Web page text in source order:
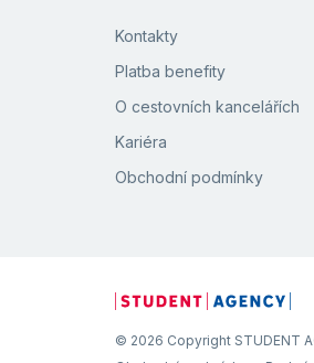
Kontakty
Platba benefity
O cestovních kancelářích
Kariéra
Obchodní podmínky
© 2026 Copyright STUDENT